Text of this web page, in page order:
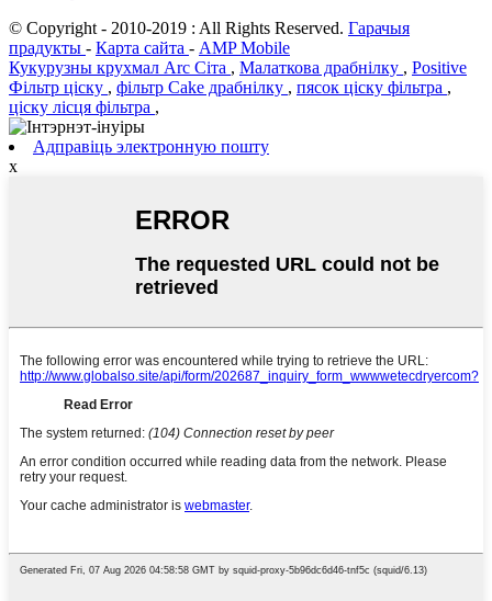
© Copyright - 2010-2019 : All Rights Reserved. Гарачыя
прадукты - Карта сайта - AMP Mobile
Кукурузны крухмал Arc Сіта , Малаткова драбнілку , Positive
Фільтр ціску , фільтр Cake драбнілку , пясок ціску фільтра ,
ціску лісця фільтра ,
Адправіць электронную пошту
х